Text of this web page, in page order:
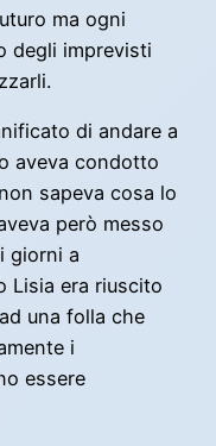
ma ogni
degli imprevisti
di andare a
aveva condotto
sapeva cosa lo
però messo
giorni a
Lisia era riuscito
una folla che
i
essere